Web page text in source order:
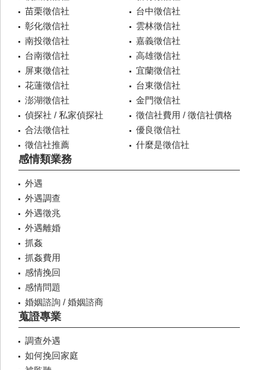
苗栗徵信社
台中徵信社
彰化徵信社
雲林徵信社
南投徵信社
嘉義徵信社
台南徵信社
高雄徵信社
屏東徵信社
宜蘭徵信社
花蓮徵信社
台東徵信社
澎湖徵信社
金門徵信社
偵探社 / 私家偵探社
徵信社費用 / 徵信社價格
合法徵信社
優良徵信社
徵信社推薦
什麼是徵信社
感情類業務
外遇
外遇調查
外遇徵兆
外遇離婚
抓姦
抓姦費用
感情挽回
感情問題
婚姻諮詢 / 婚姻諮商
蒐證專業
調查外遇
如何挽回家庭